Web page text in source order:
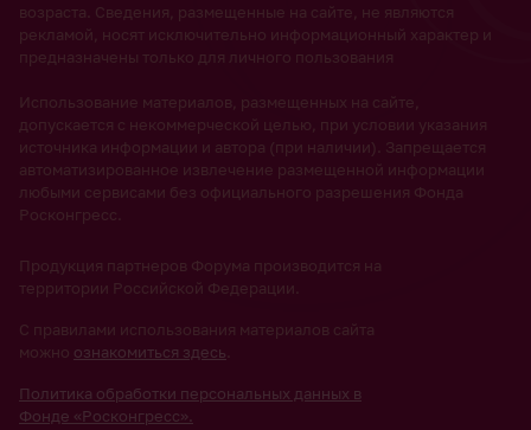
возраста. Сведения, размещенные на сайте, не являются
рекламой, носят исключительно информационный характер и
предназначены только для личного пользования
Использование материалов, размещенных на сайте,
допускается с некоммерческой целью, при условии указания
источника информации и автора (при наличии). Запрещается
автоматизированное извлечение размещенной информации
любыми сервисами без официального разрешения Фонда
Росконгресс.
Продукция партнеров Форума производится на
территории Российской Федерации.
С правилами использования материалов сайта
можно ознакомиться здесь
Политика обработки персональных данных в
Фонде «Росконгресс».